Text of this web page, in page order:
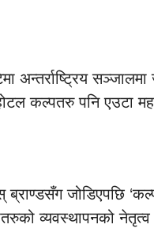
अन्तर्राष्ट्रिय
कल्पतरु पनि एउटा
ब्राण्डसँग जोडिएपछि
व्यवस्थापनको